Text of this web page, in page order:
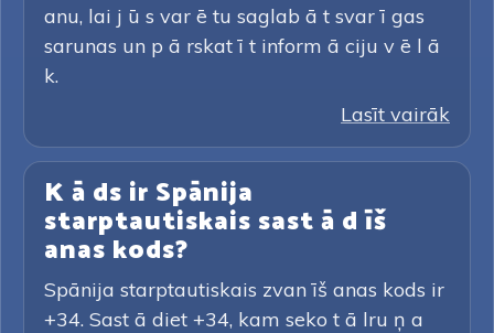
anu, lai j ū s var ē tu saglab ā t svar ī gas
sarunas un p ā rskat ī t inform ā ciju v ē l ā
k.
Lasīt vairāk
K ā ds ir Spānija
starptautiskais sast ā d īš
anas kods?
Spānija starptautiskais zvan īš anas kods ir
+34. Sast ā diet +34, kam seko t ā lru ņ a